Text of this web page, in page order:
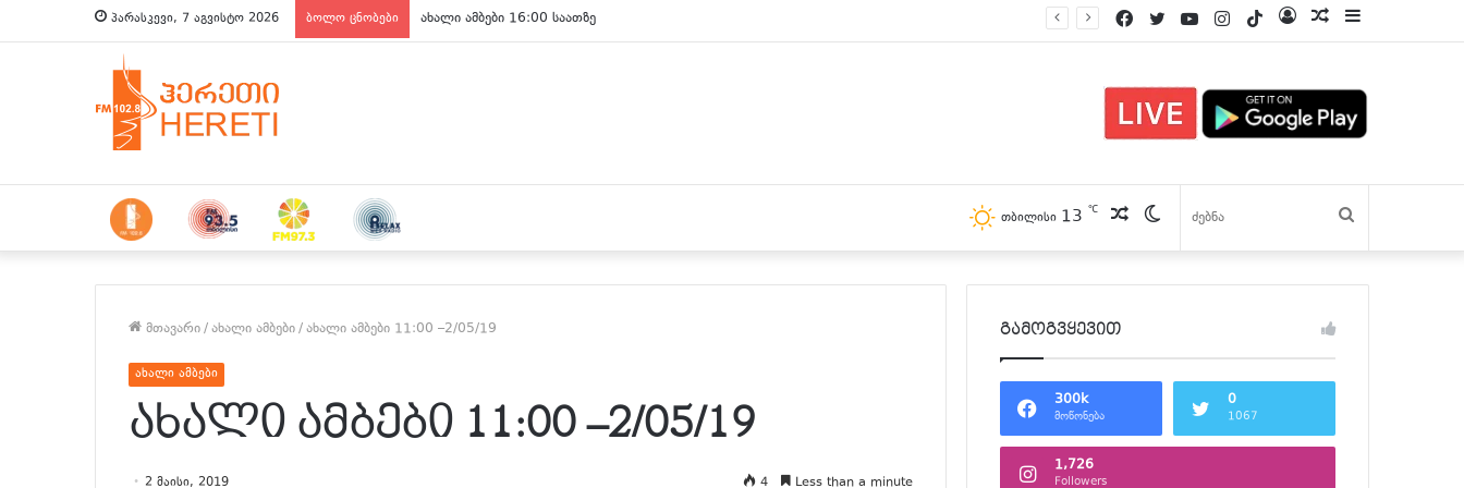
პარასკევი, 7 აგვისტო 2026 ბოლო ცნობები ახალი ამბები 15:00 საათზე Sidebar
პოსტები
Log
TikTok
Instagram
YouTube
Twitter
Facebook
ძებნა
Switch
skin
პოსტები
თბილისი 13 ℃
მთავარი/ახალი ამბები/ახალი ამბები 11:00 –2/05/19
ახალი ამბები
ახალი ამბები 11:00 –2/05/19
2 მაისი, 2019 4 Less than a minute
გამოგვყევით
300k
მოწონება
0
1067
1,726
Followers